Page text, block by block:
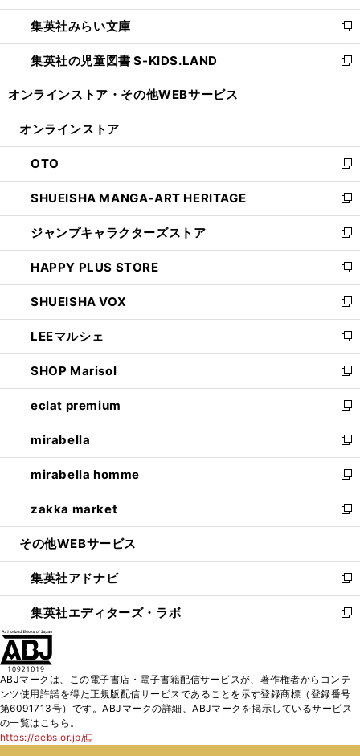
開
く
ウ
で
開
く
ン
ド
ウ
で
ウ
ィ
ン
ド
開
集英社みらい文庫
新
し
い
ン
ウ
で
開
く
集英社の児童図書 S-KIDS.LAND
新
ウ
ン
ド
ウ
で
開
く
オンラインストア・ その他WEBサービス
オンラインストア
OTO
新
し
い
ウ
ィ
ン
ド
ウ
で
開
く
SHUEISHA MANGA-ART HERITAGE
新
し
い
ウ
ィ
ン
ド
ウ
で
開
く
ジャンプキャラクターズストア
新
し
い
ウ
ィ
ン
ド
ウ
で
開
く
HAPPY PLUS STORE
新
し
い
ウ
ィ
ン
ド
ウ
で
開
く
SHUEISHA VOX
新
し
い
ウ
ィ
ン
ド
ウ
で
開
く
LEEマルシェ
新
し
い
ウ
ィ
ン
ド
ウ
で
開
く
SHOP Marisol
新
し
い
ウ
ィ
ン
ド
ウ
で
開
eclat premium
新
し
い
ウ
ィ
ン
ド
ウ
開
く
mirabella
新
し
い
ウ
ィ
ン
ウ
で
開
く
mirabella homme
新
し
い
ウ
ン
ド
ウ
で
zakka market
新
し
ウ
ィ
ン
ド
く
その他WEBサービス
集英社アドナビ
新
し
い
ド
ウ
で
集英社エディターズ・ラボ
新
ィ
ン
ド
ABJマークは、この電子書店・電子書籍配信サービスが、著作権者からコンテ
ンツ使用許諾を得た正規版配信サービスであることを示す登録商標（登録番号
第6091713号）です。ABJマークの詳細、ABJマークを掲示しているサービス
の一覧はこちら。
https://aebs.or.jp/
新